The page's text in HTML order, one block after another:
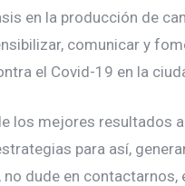
en la producción de
comunicar y
el Covid-19 en la
los mejores resultados
para así,
dude en